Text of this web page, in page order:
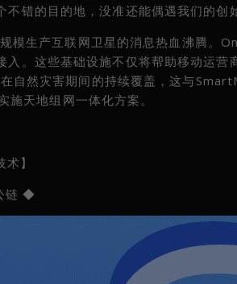
错的目的地，没准还能偶遇我们的创
生产互联网卫星的消息热血沸腾。
。这些基础设施不仅将帮助移动运营
自然灾害期间的持续覆盖，这与
天地组网一体化方案。
术】
◆